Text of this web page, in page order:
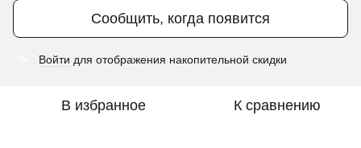
Сообщить, когда появится
Войти для отображения накопительной скидки
В избранное К сравнению